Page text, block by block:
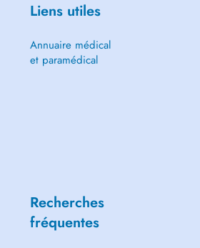
Liens utiles
Annuaire médical
et paramédical
Recherches
fréquentes